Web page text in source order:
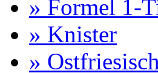
» Formel 1-
» Knister
»